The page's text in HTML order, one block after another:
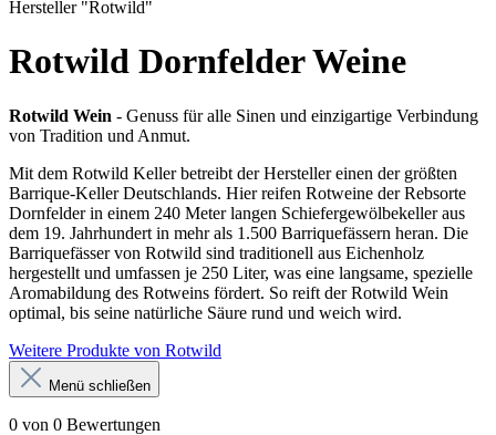
Hersteller "Rotwild"
Rotwild Dornfelder Weine
Rotwild Wein - Genuss für alle Sinen und einzigartige Verbindung
von Tradition und Anmut.
Mit dem Rotwild Keller betreibt der Hersteller einen der größten
Barrique-Keller Deutschlands. Hier reifen Rotweine der Rebsorte
Dornfelder in einem 240 Meter langen Schiefergewölbekeller aus
dem 19. Jahrhundert in mehr als 1.500 Barriquefässern heran. Die
Barriquefässer von Rotwild sind traditionell aus Eichenholz
hergestellt und umfassen je 250 Liter, was eine langsame, spezielle
Aromabildung des Rotweins fördert. So reift der Rotwild Wein
optimal, bis seine natürliche Säure rund und weich wird.
Weitere Produkte von Rotwild
Menü schließen
0 von 0 Bewertungen